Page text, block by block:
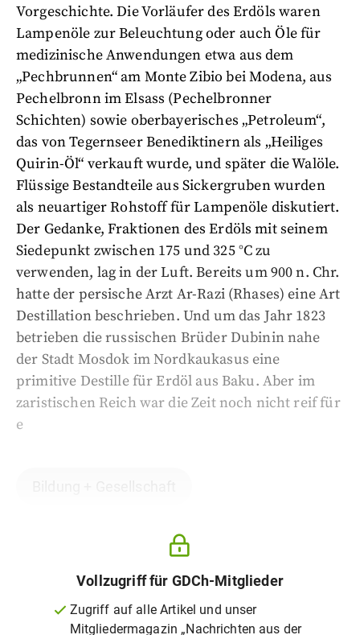
Vorgeschichte. Die Vorläufer des Erdöls waren
Lampenöle zur Beleuchtung oder auch Öle für
medizinische Anwendungen etwa aus dem
„Pechbrunnen“ am Monte Zibio bei Modena, aus
Pechelbronn im Elsass (Pechelbronner
Schichten) sowie oberbayerisches „Petroleum“,
das von Tegernseer Benediktinern als „Heiliges
Quirin-Öl“ verkauft wurde, und später die Walöle.
Flüssige Bestandteile aus Sickergruben wurden
als neuartiger Rohstoff für Lampenöle diskutiert.
Der Gedanke, Fraktionen des Erdöls mit seinem
Siedepunkt zwischen 175 und 325 °C zu
verwenden, lag in der Luft. Bereits um 900 n. Chr.
hatte der persische Arzt Ar-Razi (Rhases) eine Art
Destillation beschrieben. Und um das Jahr 1823
betrieben die russischen Brüder Dubinin nahe
der Stadt Mosdok im Nordkaukasus eine
primitive Destille für Erdöl aus Baku. Aber im
zaristischen Reich war die Zeit noch nicht reif für
e
Vollzugriff für GDCh-Mitglieder
Zugriff auf alle Artikel und unser
Mitgliedermagazin „Nachrichten aus der